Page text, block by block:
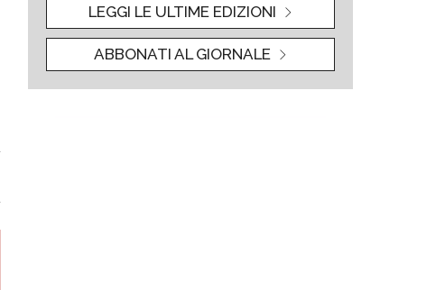
LEGGI LE ULTIME EDIZIONI
ABBONATI AL GIORNALE